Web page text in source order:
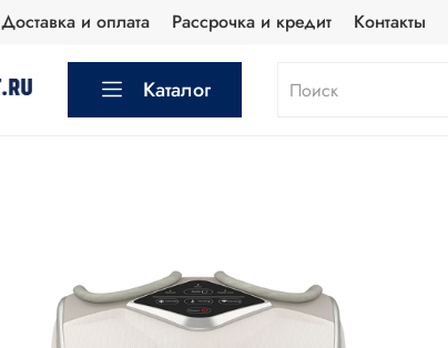
Доставка и оплата Рассрочка и кредит Контакты
Каталог